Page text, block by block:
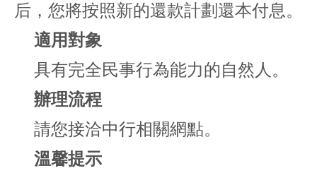
后，您將按照新的還款計劃還本付息。
適用對象
具有完全民事行為能力的自然人。
辦理流程
請您接洽中行相關網點。
溫馨提示